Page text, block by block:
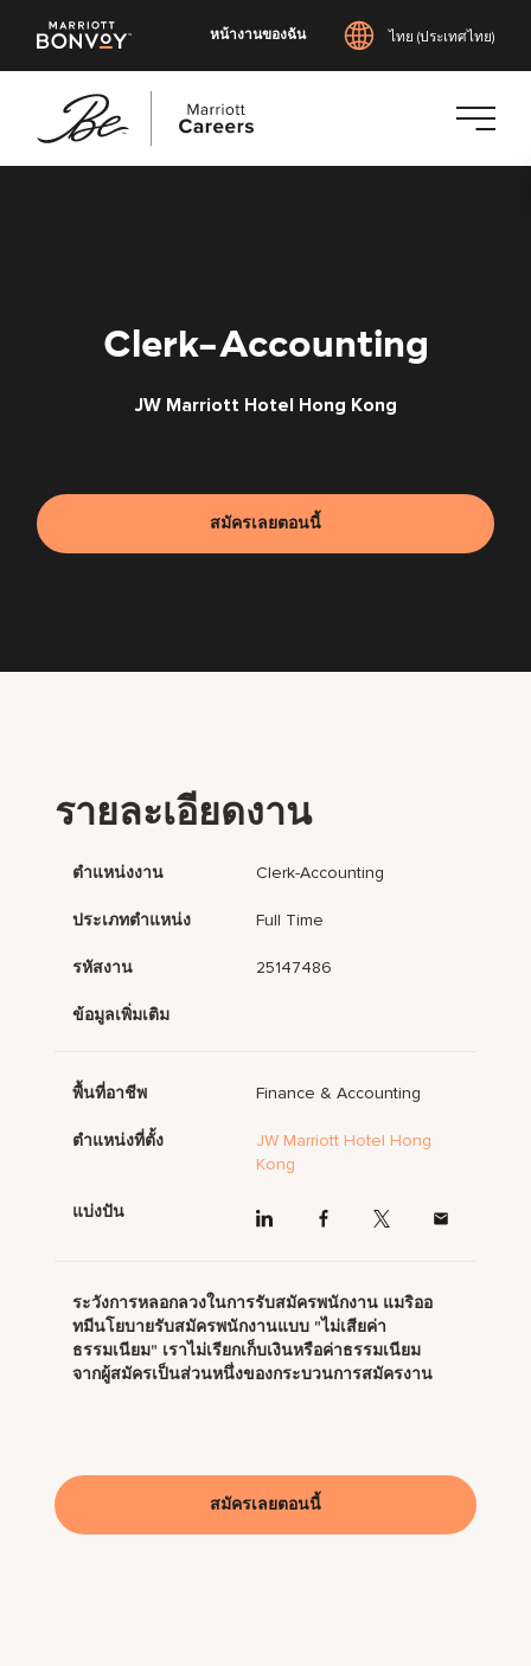
หน้างานของฉัน ไทย (ประเทศไทย)
Clerk-Accounting
JW Marriott Hotel Hong Kong
สมัครเลยตอนนี้
รายละเอียดงาน
ตำแหน่งงาน Clerk-Accounting
ประเภทตำแหน่ง Full Time
รหัสงาน 25147486
ข้อมูลเพิ่มเติม
พื้นที่อาชีพ Finance & Accounting
ตำแหน่งที่ตั้ง
JW Marriott Hotel Hong
Kong
แบ่งปัน
ระวังการหลอกลวงในการรับสมัครพนักงาน แมริออ
ทมีนโยบายรับสมัครพนักงานแบบ "ไม่เสียค่า
ธรรมเนียม" เราไม่เรียกเก็บเงินหรือค่าธรรมเนียม
จากผู้สมัครเป็นส่วนหนึ่งของกระบวนการสมัครงาน
สมัครเลยตอนนี้